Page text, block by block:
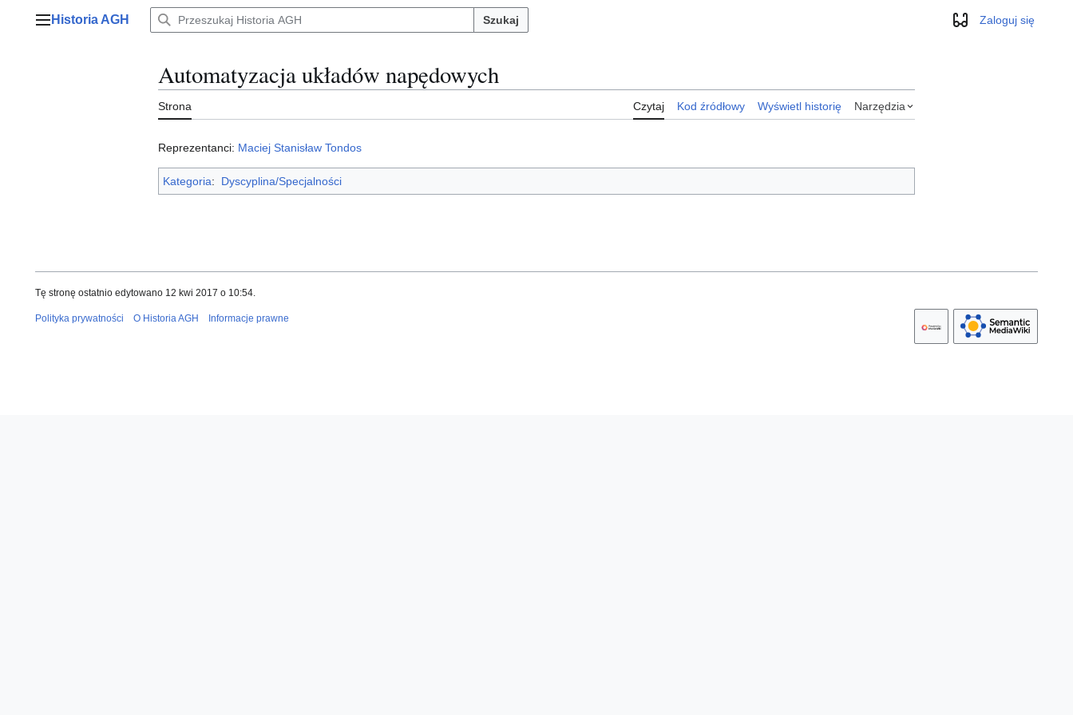
Menu główne
Historia AGH Szukaj WyglądZaloguj się
Automatyzacja układów napędowych
Strona Czytaj Kod źródłowy Wyświetl historię Narzędzia
Reprezentanci: Maciej Stanisław Tondos
Kategoria: Dyscyplina/Specjalności
Tę stronę ostatnio edytowano 12 kwi 2017 o 10:54.
Polityka prywatności O Historia AGH Informacje prawne